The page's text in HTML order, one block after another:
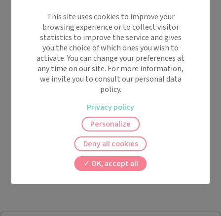
This site uses cookies to improve your
browsing experience or to collect visitor
statistics to improve the service and gives
you the choice of which ones you wish to
activate. You can change your preferences at
any time on our site. For more information,
we invite you to consult our personal data
policy.
OK, accept all
Deny all cookies
Personalize
Privacy policy